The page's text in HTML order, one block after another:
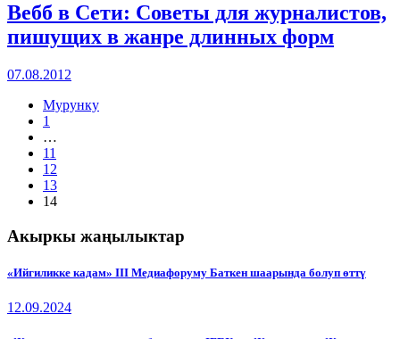
Вебб в Сети: Советы для журналистов,
пишущих в жанре длинных форм
07.08.2012
Мурунку
1
…
11
12
13
14
Акыркы жаңылыктар
«Ийгиликке кадам» III Медиафоруму Баткен шаарында болуп өттү
12.09.2024